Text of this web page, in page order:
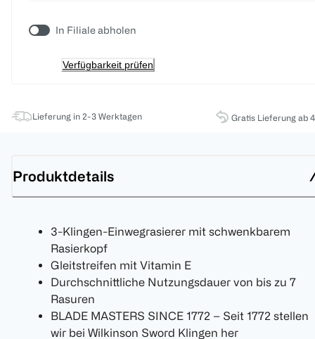
In Filiale abholen
Verfügbarkeit prüfen
Lieferung in 2-3 Werktagen Gratis Lieferung ab
Produktdetails
3-Klingen-Einwegrasierer mit schwenkbarem
Rasierkopf
Gleitstreifen mit Vitamin E
Durchschnittliche Nutzungsdauer von bis zu 7
Rasuren
BLADE MASTERS SINCE 1772 – Seit 1772 stellen
wir bei Wilkinson Sword Klingen her